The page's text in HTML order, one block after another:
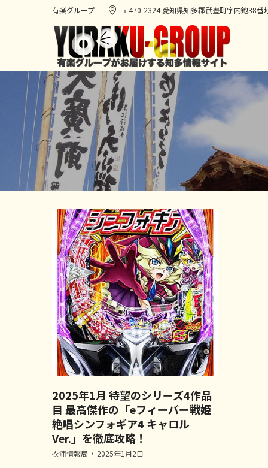
有楽グループ 〒470-2324 愛知県知多郡武豊町字内鉋38番
2025年1月 待望のシリーズ4作品
目 最高傑作の「eフィーバー戦姫
絶唱シンフォギア4 キャロル
Ver.」を徹底攻略！
衣浦情報局 2025年1月2日